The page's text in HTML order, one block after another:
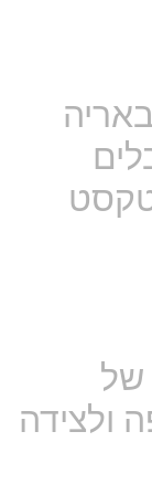
טקסט
של
ולצידה